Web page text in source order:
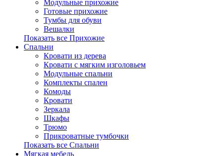
Модульные прихожие
Готовые прихожие
Тумбы для обуви
Вешалки
Показать все Прихожие
Спальни
Кровати из дерева
Кровати с мягким изголовьем
Модульные спальни
Комплекты спален
Комоды
Кровати
Зеркала
Шкафы
Трюмо
Прикроватные тумбочки
Показать все Спальни
Мягкая мебель